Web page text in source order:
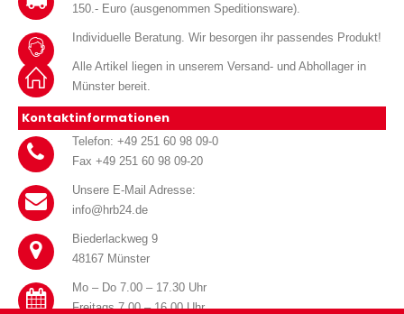
150.- Euro (ausgenommen Speditionsware).
Individuelle Beratung. Wir besorgen ihr passendes Produkt!
Alle Artikel liegen in unserem Versand- und Abhollager in
Münster bereit.
Kontaktinformationen
Telefon: +49 251 60 98 09-0
Fax +49 251 60 98 09-20
Unsere E-Mail Adresse:
info@hrb24.de
Biederlackweg 9
48167 Münster
Mo – Do 7.00 – 17.30 Uhr
Freitags 7.00 – 16.00 Uhr